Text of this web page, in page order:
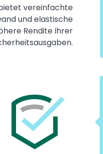
vereinfachte
und elastische
Rendite Ihrer